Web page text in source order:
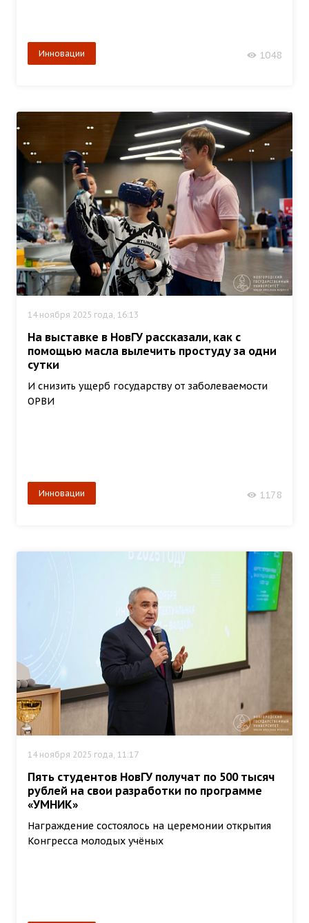
Инновации 1048
14 ноября 2025 года, 16:13
На выставке в НовГУ рассказали, как с
помощью масла вылечить простуду за одни
сутки
И снизить ущерб государству от заболеваемости
ОРВИ
Инновации 1178
14 ноября 2025 года, 11:17
Пять студентов НовГУ получат по 500 тысяч
рублей на свои разработки по программе
«УМНИК»
Награждение состоялось на церемонии открытия
Конгресса молодых учёных